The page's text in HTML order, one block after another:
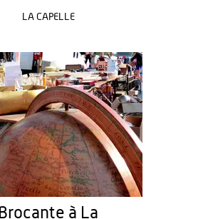
LA CAPELLE
Brocante à La